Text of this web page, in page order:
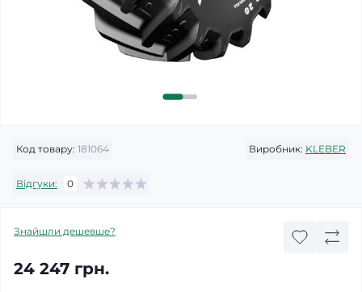
Код товару: 181064 Виробник: KLEBER
Відгуки: 0
Знайшли дешевше?
24 247 грн.